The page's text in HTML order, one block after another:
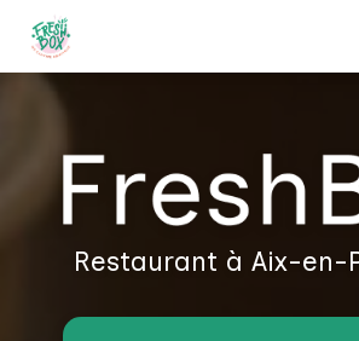
contenu
principal
Restaurant à Aix-en-